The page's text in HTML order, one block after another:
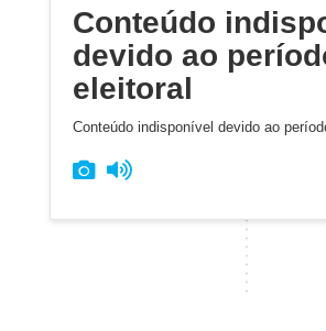
Conteúdo
devido ao
eleitoral
Conteúdo indisponível devido ao